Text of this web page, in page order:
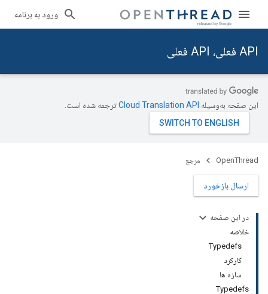
ورود به برنامه
API فعلی، API فعلی
این صفحه به‌وسیله ترجمه شده است.
OpenThread مرجع
ارسال بازخورد
در این صفحه
خلاصه
Typedefs
کارکرد
سازه ها
Typedefs